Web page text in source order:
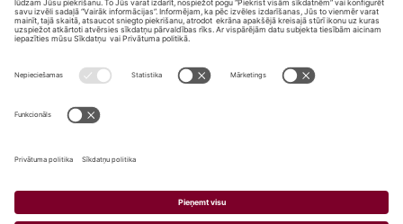
ALKOHOLA PĀRDOŠANA, IEGĀDĀŠANĀS UN
NODOŠANA NEPILNGADĪGĀM PERSONĀM IR